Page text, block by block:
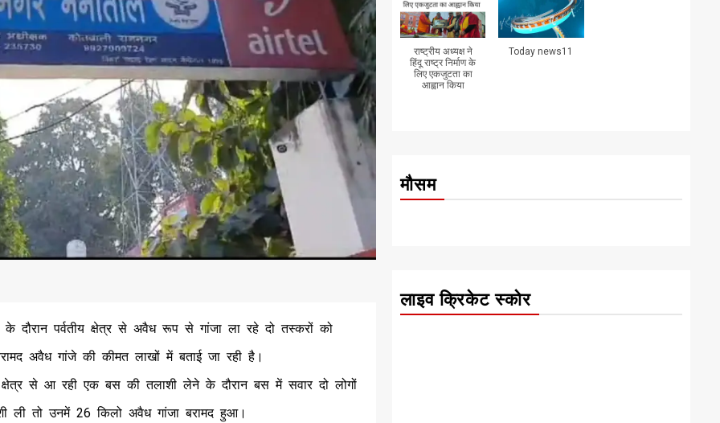
दौरान पर्वतीय क्षेत्र से अवैध रूप से गांजा ला रहे दो तस्करों को
अवैध गांजे की कीमत लाखों में बताई जा रही है।
क्षेत्र से आ रही एक बस की तलाशी लेने के दौरान बस में सवार दो लोगों
ली तो उनमें 26 किलो अवैध गांजा बरामद हुआ।
राष्ट्रीय अध्यक्ष ने
हिंदू राष्ट्र निर्माण के
लिए एकजुटता का
आह्वान किया
Today news11
मौसम
लाइव क्रिकेट स्कोर